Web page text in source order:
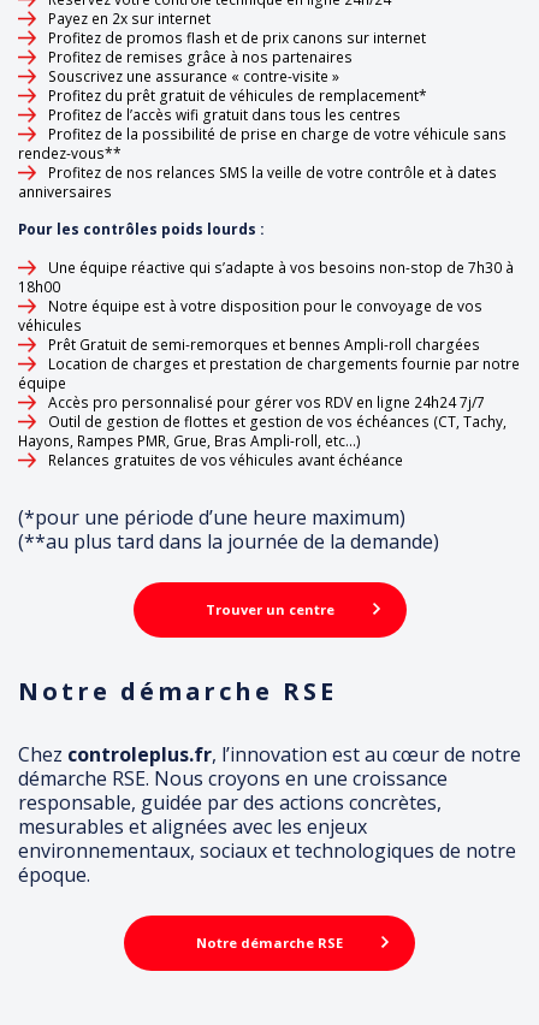
Payez en 2x sur internet
Profitez de promos flash et de prix canons sur internet
Profitez de remises grâce à nos partenaires
Souscrivez une assurance « contre-visite »
Profitez du prêt gratuit de véhicules de remplacement*
Profitez de l’accès wifi gratuit dans tous les centres
Profitez de la possibilité de prise en charge de votre véhicule sans
rendez-vous**
Profitez de nos relances SMS la veille de votre contrôle et à dates
anniversaires
Pour les contrôles poids lourds :
Une équipe réactive qui s’adapte à vos besoins non-stop de 7h30 à
18h00
Notre équipe est à votre disposition pour le convoyage de vos
véhicules
Prêt Gratuit de semi-remorques et bennes Ampli-roll chargées
Location de charges et prestation de chargements fournie par notre
équipe
Accès pro personnalisé pour gérer vos RDV en ligne 24h24 7j/7
Outil de gestion de flottes et gestion de vos échéances (CT, Tachy,
Hayons, Rampes PMR, Grue, Bras Ampli-roll, etc…)
Relances gratuites de vos véhicules avant échéance
(*pour une période d’une heure maximum)
(**au plus tard dans la journée de la demande)
Trouver un centre
Notre démarche RSE
Chez controleplus.fr, l’innovation est au cœur de notre
démarche RSE. Nous croyons en une croissance
responsable, guidée par des actions concrètes,
mesurables et alignées avec les enjeux
environnementaux, sociaux et technologiques de notre
époque.
Notre démarche RSE